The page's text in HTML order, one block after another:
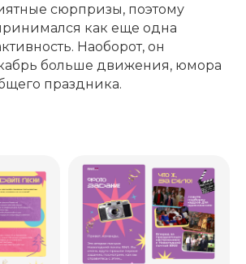
сюрпризы, поэтому
как еще одна
Наоборот, он
больше движения, юмора
праздника.